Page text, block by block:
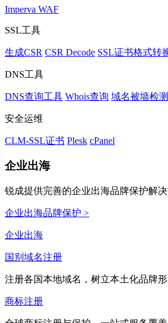
Imperva WAF
SSL工具
生成CSR CSR Decode SSL证书格式转
DNS工具
DNS查询工具 Whois查询 域名被墙检
安全运维
CLM-SSL证书 Plesk cPanel
企业出海
锐成提供完善的企业出海品牌保护解
企业出海品牌保护 >
企业出海
国别域名注册
注册各国本地域名，树立本土化品牌形
商标注册